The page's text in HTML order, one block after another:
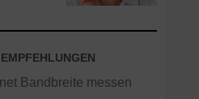
Bandbreite messen